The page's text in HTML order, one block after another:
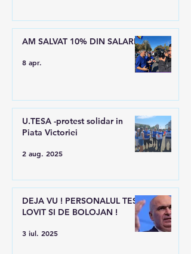
AM SALVAT 10% DIN SALARII
8 apr.
U.TESA -protest solidar in
Piata Victoriei
2 aug. 2025
DEJA VU ! PERSONALUL TESA
LOVIT SI DE BOLOJAN !
3 iul. 2025